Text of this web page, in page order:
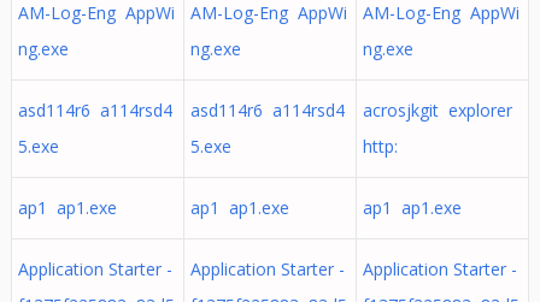
AM-Log-Eng AppWi
ng.exe
AM-Log-Eng AppWi
ng.exe
AM-Log-Eng AppWi
ng.exe
asd114r6 a114rsd4
5.exe
asd114r6 a114rsd4
5.exe
acrosjkgit explorer
http:
ap1 ap1.exe ap1 ap1.exe ap1 ap1.exe
Application Starter -
Application Starter -
Application Starter -